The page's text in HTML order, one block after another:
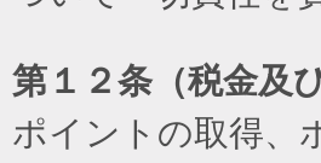
第１２条（税金及
ポイントの取得、